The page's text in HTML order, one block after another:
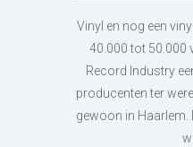
Vinyl en nog een
40.000 tot 50.000
Record Industry
producenten ter
gewoon in Haarlem.